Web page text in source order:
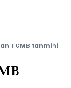
TCMB tahmini